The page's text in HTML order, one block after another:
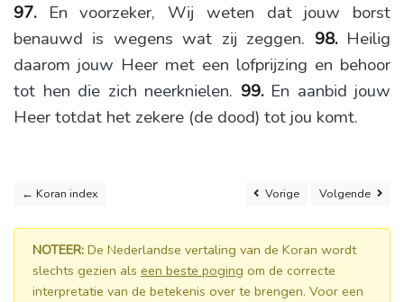
97. En voorzeker, Wij weten dat jouw borst
benauwd is wegens wat zij zeggen. 98. Heilig
daarom jouw Heer met een lofprijzing en behoor
tot hen die zich neerknielen. 99. En aanbid jouw
Heer totdat het zekere (de dood) tot jou komt.
← Koran index Vorige Volgende
NOTEER: De Nederlandse vertaling van de Koran wordt
slechts gezien als een beste poging om de correcte
interpretatie van de betekenis over te brengen. Voor een